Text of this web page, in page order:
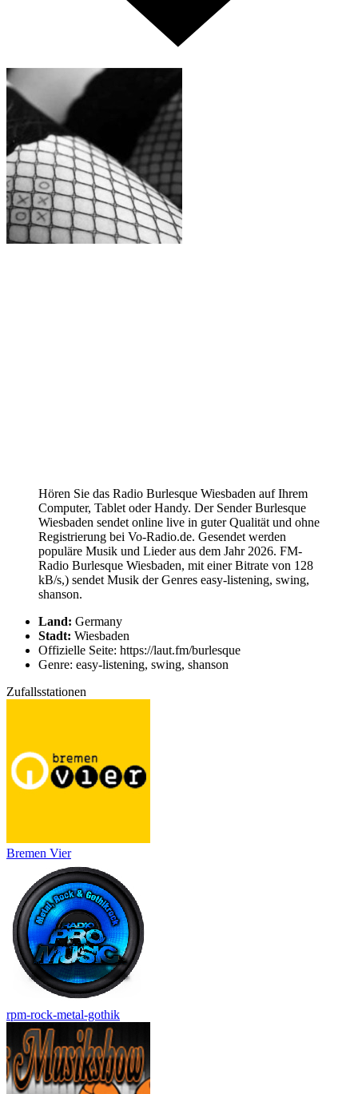
Hören Sie das Radio Burlesque Wiesbaden auf Ihrem
Computer, Tablet oder Handy. Der Sender Burlesque
Wiesbaden sendet online live in guter Qualität und ohne
Registrierung bei Vo-Radio.de. Gesendet werden
populäre Musik und Lieder aus dem Jahr 2026. FM-
Radio Burlesque Wiesbaden, mit einer Bitrate von 128
kB/s,) sendet Musik der Genres easy-listening, swing,
shanson.
Land: Germany
Stadt: Wiesbaden
Offizielle Seite: https://laut.fm/burlesque
Genre: easy-listening, swing, shanson
Zufallsstationen
Bremen Vier
rpm-rock-metal-gothik